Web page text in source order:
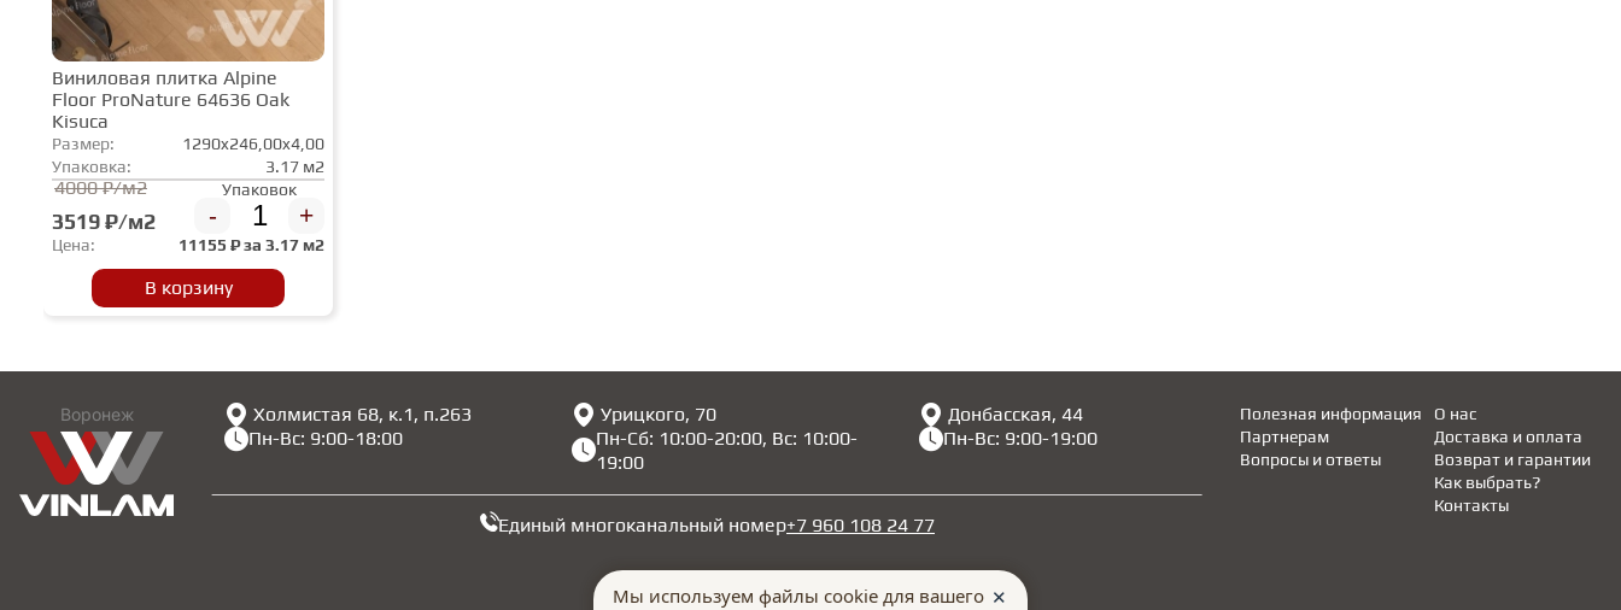
Виниловая плитка Alpine
Floor ProNature 64636 Oak
Kisuca
Размер:
1290x246,00x4,00
Упаковка:
3.17 м2
4000 ₽/м2
3519 ₽/м2
Упаковок
- +
Цена: 11155 ₽ за 3.17 м2
В корзину
Воронеж
Холмистая 68, к.1, п.263
Пн-Вс: 9:00-18:00
Урицкого, 70
Пн-Сб: 10:00-20:00, Вс: 10:00-
19:00
Донбасская, 44
Пн-Вс: 9:00-19:00
Единый многоканальный номер+7 960 108 24 77
Полезная информация
Партнерам
Вопросы и ответы
Доставка и оплата
Возврат и гарантии
Как выбрать?
О нас
Контакты
Мы используем файлы cookie для вашего ✕